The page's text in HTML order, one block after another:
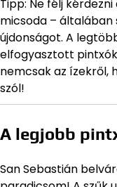
Tipp: Ne félj
micsoda – általában
újdonságot. A
elfogyasztott
nemcsak az ízekről,
szól!
A legjobb
San Sebastián